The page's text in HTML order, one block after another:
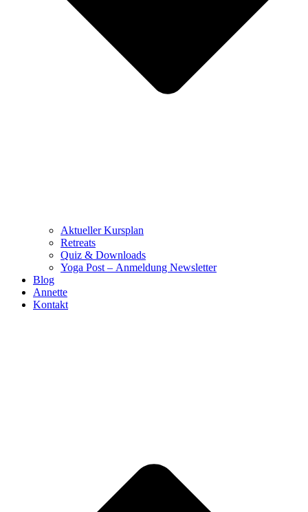
Aktueller Kursplan
Retreats
Quiz & Downloads
Yoga Post – Anmeldung Newsletter
Blog
Annette
Kontakt